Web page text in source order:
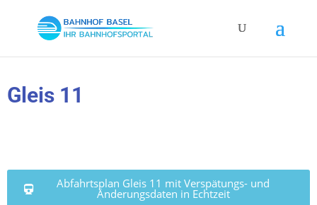
Gleis 11
Abfahrtsplan Gleis 11 mit Verspätungs- und
Änderungsdaten in Echtzeit